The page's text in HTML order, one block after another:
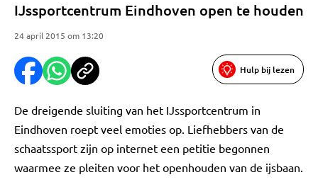
IJssportcentrum Eindhoven open te houden
24 april 2015 om 13:20
Hulp bij lezen
De dreigende sluiting van het IJssportcentrum in
Eindhoven roept veel emoties op. Liefhebbers van de
schaatssport zijn op internet een petitie begonnen
waarmee ze pleiten voor het openhouden van de ijsbaan.